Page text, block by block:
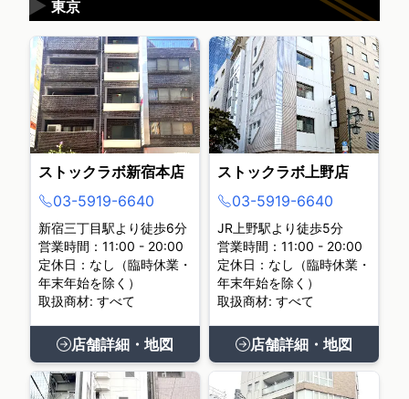
東京
▶
ストックラボ新宿本店
03-5919-6640
新宿三丁目駅より徒歩6分
営業時間：11:00 - 20:00
定休日：なし（臨時休業・
年末年始を除く）
取扱商材: すべて
店舗詳細・地図
ストックラボ上野店
03-5919-6640
JR上野駅より徒歩5分
営業時間：11:00 - 20:00
定休日：なし（臨時休業・
年末年始を除く）
取扱商材: すべて
店舗詳細・地図